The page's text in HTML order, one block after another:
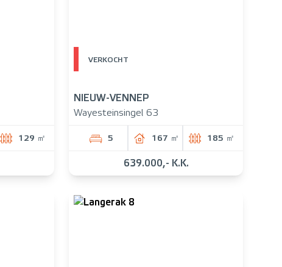
129 ㎡
VERKOCHT
NIEUW-VENNEP
Wayesteinsingel 63
5 167 ㎡ 185 ㎡
639.000,- K.K.